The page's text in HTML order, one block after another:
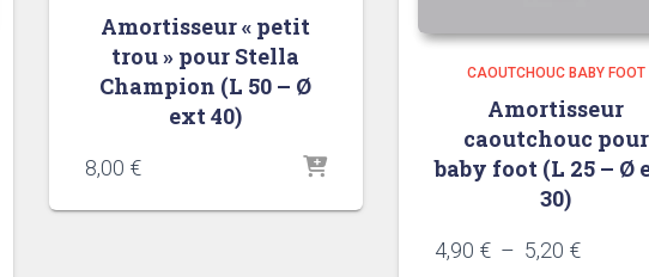
Amortisseur « petit
trou » pour Stella
Champion (L 50 – Ø
ext 40)
8,00 €
CAOUTCHOUC BABY FOOT
Amortisseur
caoutchouc pour
baby foot (L 25 – Ø
30)
4,90 € – 5,20 €Plage